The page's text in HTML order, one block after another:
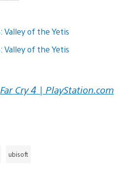
Far Cry 4 | PlayStation.com
ubisoft